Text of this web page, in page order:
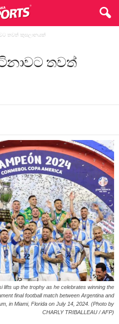
තවත් කුසලානයක්
තවත්
lifts up the trophy as he celebrates winning the
final football match between Argentina and
in Miami, Florida on July 14, 2024. (Photo by
CHARLY TRIBALLEAU / AFP)